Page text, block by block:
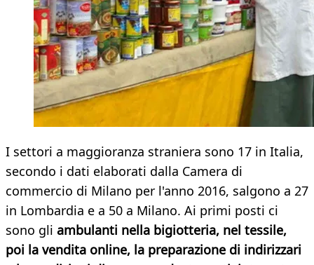
I settori a maggioranza straniera sono 17 in Italia,
secondo i dati elaborati dalla Camera di
commercio di Milano per l'anno 2016, salgono a 27
in Lombardia e a 50 a Milano. Ai primi posti ci
sono gli ambulanti nella bigiotteria, nel tessile,
poi la vendita online, la preparazione di indirizzari